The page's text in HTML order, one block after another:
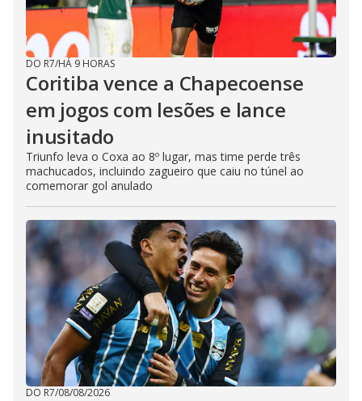
DO R7/HÁ 9 HORAS
Coritiba vence a Chapecoense
em jogos com lesões e lance
inusitado
Triunfo leva o Coxa ao 8º lugar, mas time perde três
machucados, incluindo zagueiro que caiu no túnel ao
comemorar gol anulado
DO R7/08/08/2026